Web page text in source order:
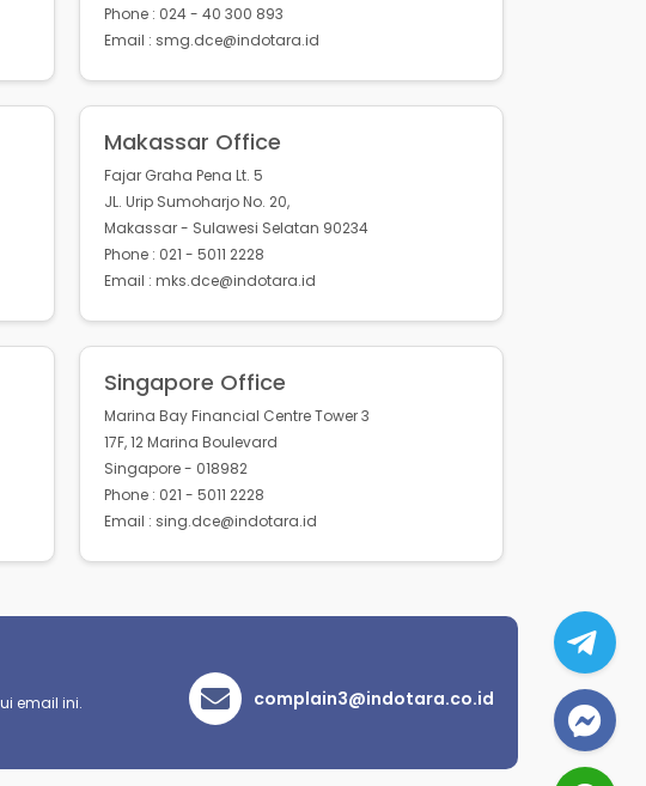
Phone : 024 - 40 300 893
Email : smg.dce@indotara.id
Makassar Office
Fajar Graha Pena Lt. 5
JL. Urip Sumoharjo No. 20,
Makassar - Sulawesi Selatan 90234
Phone : 021 - 5011 2228
Email : mks.dce@indotara.id
Singapore Office
Marina Bay Financial Centre Tower 3
17F, 12 Marina Boulevard
Singapore - 018982
Phone : 021 - 5011 2228
Email : sing.dce@indotara.id
email ini.
complain3@indotara.co.id